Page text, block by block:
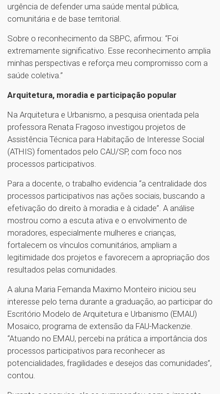
urgência de defender uma saúde mental pública,
comunitária e de base territorial.
Sobre o reconhecimento da SBPC, afirmou: “Foi
extremamente significativo. Esse reconhecimento amplia
minhas perspectivas e reforça meu compromisso com a
saúde coletiva.”
Arquitetura, moradia e participação popular
Na Arquitetura e Urbanismo, a pesquisa orientada pela
professora Renata Fragoso investigou projetos de
Assistência Técnica para Habitação de Interesse Social
(ATHIS) fomentados pelo CAU/SP, com foco nos
processos participativos.
Para a docente, o trabalho evidencia “a centralidade dos
processos participativos nas ações sociais, buscando a
efetivação do direito à moradia e à cidade”. A análise
mostrou como a escuta ativa e o envolvimento de
moradores, especialmente mulheres e crianças,
fortalecem os vínculos comunitários, ampliam a
legitimidade dos projetos e favorecem a apropriação dos
resultados pelas comunidades.
A aluna Maria Fernanda Maximo Monteiro iniciou seu
interesse pelo tema durante a graduação, ao participar do
Escritório Modelo de Arquitetura e Urbanismo (EMAU)
Mosaico, programa de extensão da FAU-Mackenzie.
“Atuando no EMAU, percebi na prática a importância dos
processos participativos para reconhecer as
potencialidades, fragilidades e desejos das comunidades”,
contou.